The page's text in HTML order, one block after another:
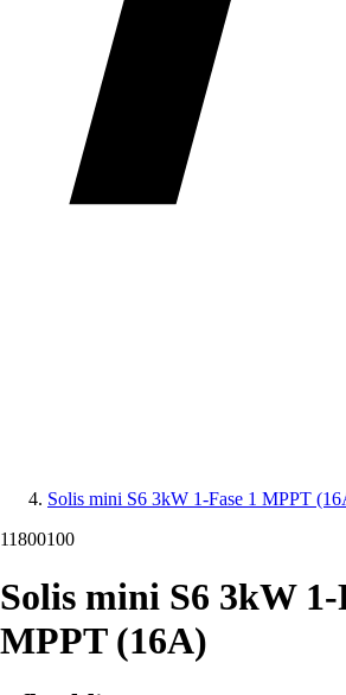
Solis mini S6 3kW 1-Fase 1 MPPT
11800100
Solis mini S6 3kW 1-
MPPT (16A)